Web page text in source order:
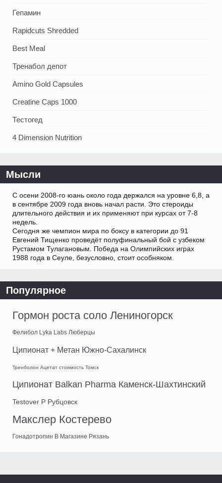
Гепамин
Rapidcuts Shredded
Best Meal
Тренабол депот
Amino Gold Capsules
Creatine Caps 1000
Тестогед
4 Dimension Nutrition
Мысли
С осени 2008-го юань около года держался на уровне 6,8, а
в сентябре 2009 года вновь начал расти. Это стероиды
длительного действия и их применяют при курсах от 7-8
недель.
Сегодня же чемпион мира по боксу в категории до 91
Евгений Тищенко проведёт полуфинальный бой с узбеком
Рустамом Тулагановым. Победа на Олимпийских играх
1988 года в Сеуле, безусловно, стоит особняком.
Популярное
Гормон роста соло Лениногорск
Фелибол Lyka Labs Люберцы
Ципионат + Метан Южно-Сахалинск
Тренболон Ацетат стоимость Томск
Ципионат Balkan Pharma Каменск-Шахтинский
Testover P Рубцовск
Макслер Костерево
Гонадотропин В Магазине Рязань